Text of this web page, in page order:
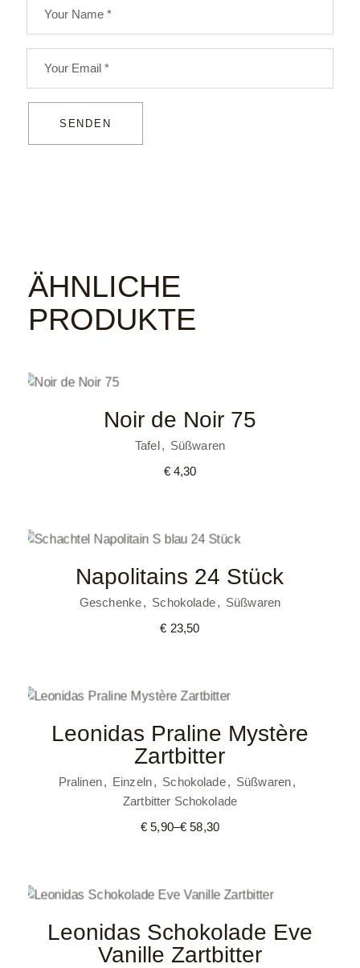
SENDEN
ÄHNLICHE
PRODUKTE
Noir de Noir 75
Tafel
Süßwaren
€4,30
Napolitains 24 Stück
Geschenke Schokolade
Süßwaren
€ 23,50
Leonidas Praline Mystère
Zartbitter
Pralinen Einzeln Schokolade
Süßwaren
Zartbitter Schokolade
€ 5,90–€ 58,30
Preisspanne:
Leonidas Schokolade Eve
Vanille Zartbitter